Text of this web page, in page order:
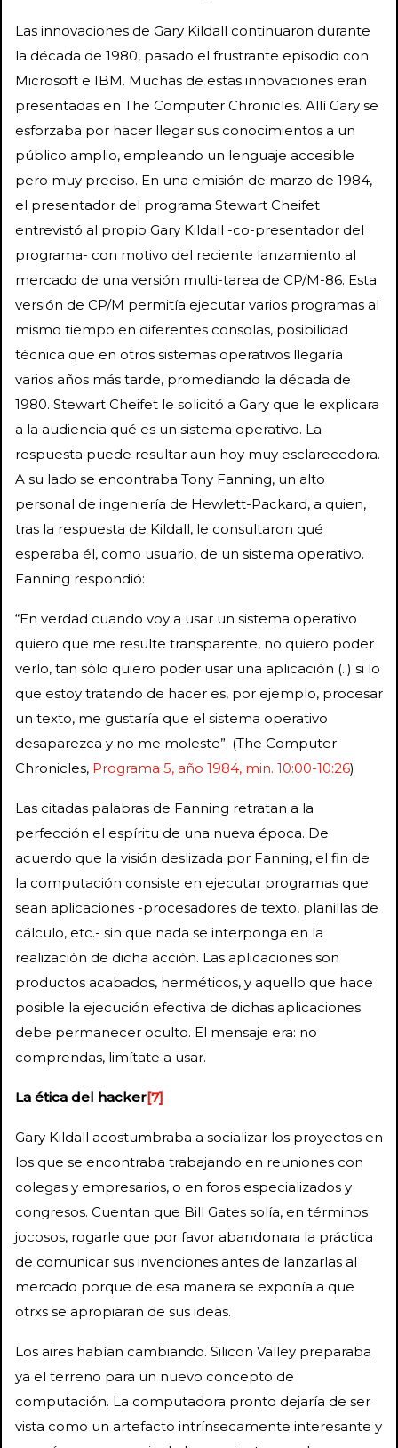
Las innovaciones de Gary Kildall continuaron durante
la década de 1980, pasado el frustrante episodio con
Microsoft e IBM. Muchas de estas innovaciones eran
presentadas en The Computer Chronicles. Allí Gary se
esforzaba por hacer llegar sus conocimientos a un
público amplio, empleando un lenguaje accesible
pero muy preciso. En una emisión de marzo de 1984,
el presentador del programa Stewart Cheifet
entrevistó al propio Gary Kildall -co-presentador del
programa- con motivo del reciente lanzamiento al
mercado de una versión multi-tarea de CP/M-86. Esta
versión de CP/M permitía ejecutar varios programas al
mismo tiempo en diferentes consolas, posibilidad
técnica que en otros sistemas operativos llegaría
varios años más tarde, promediando la década de
1980. Stewart Cheifet le solicitó a Gary que le explicara
a la audiencia qué es un sistema operativo. La
respuesta puede resultar aun hoy muy esclarecedora.
A su lado se encontraba Tony Fanning, un alto
personal de ingeniería de Hewlett-Packard, a quien,
tras la respuesta de Kildall, le consultaron qué
esperaba él, como usuario, de un sistema operativo.
Fanning respondió:
“En verdad cuando voy a usar un sistema operativo
quiero que me resulte transparente, no quiero poder
verlo, tan sólo quiero poder usar una aplicación (..) si lo
que estoy tratando de hacer es, por ejemplo, procesar
un texto, me gustaría que el sistema operativo
desaparezca y no me moleste”. (The Computer
Chronicles, Programa 5, año 1984, min. 10:00-10:26)
Las citadas palabras de Fanning retratan a la
perfección el espíritu de una nueva época. De
acuerdo que la visión deslizada por Fanning, el fin de
la computación consiste en ejecutar programas que
sean aplicaciones -procesadores de texto, planillas de
cálculo, etc.- sin que nada se interponga en la
realización de dicha acción. Las aplicaciones son
productos acabados, herméticos, y aquello que hace
posible la ejecución efectiva de dichas aplicaciones
debe permanecer oculto. El mensaje era: no
comprendas, limítate a usar.
La ética del hacker[7]
Gary Kildall acostumbraba a socializar los proyectos en
los que se encontraba trabajando en reuniones con
colegas y empresarios, o en foros especializados y
congresos. Cuentan que Bill Gates solía, en términos
jocosos, rogarle que por favor abandonara la práctica
de comunicar sus invenciones antes de lanzarlas al
mercado porque de esa manera se exponía a que
otrxs se apropiaran de sus ideas.
Los aires habían cambiando. Silicon Valley preparaba
ya el terreno para un nuevo concepto de
computación. La computadora pronto dejaría de ser
vista como un artefacto intrínsecamente interesante y